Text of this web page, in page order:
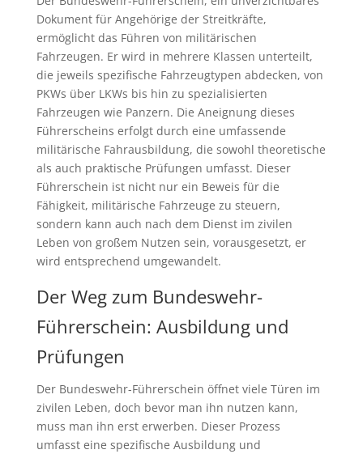
Dokument für Angehörige der Streitkräfte,
ermöglicht das Führen von militärischen
Fahrzeugen. Er wird in mehrere Klassen unterteilt,
die jeweils spezifische Fahrzeugtypen abdecken, von
PKWs über LKWs bis hin zu spezialisierten
Fahrzeugen wie Panzern. Die Aneignung dieses
Führerscheins erfolgt durch eine umfassende
militärische Fahrausbildung, die sowohl theoretische
als auch praktische Prüfungen umfasst. Dieser
Führerschein ist nicht nur ein Beweis für die
Fähigkeit, militärische Fahrzeuge zu steuern,
sondern kann auch nach dem Dienst im zivilen
Leben von großem Nutzen sein, vorausgesetzt, er
wird entsprechend umgewandelt.
Der Weg zum Bundeswehr-
Führerschein: Ausbildung und
Prüfungen
Der Bundeswehr-Führerschein öffnet viele Türen im
zivilen Leben, doch bevor man ihn nutzen kann,
muss man ihn erst erwerben. Dieser Prozess
umfasst eine spezifische Ausbildung und